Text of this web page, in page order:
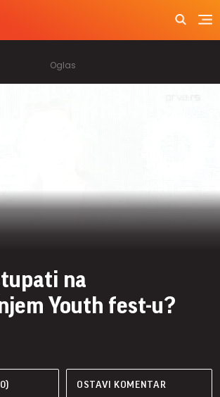
na
Youth fest-u?
OSTAVI KOMENTAR